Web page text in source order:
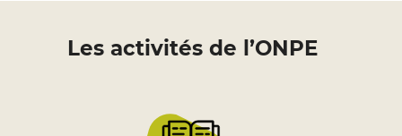
Les activités de l’ONPE